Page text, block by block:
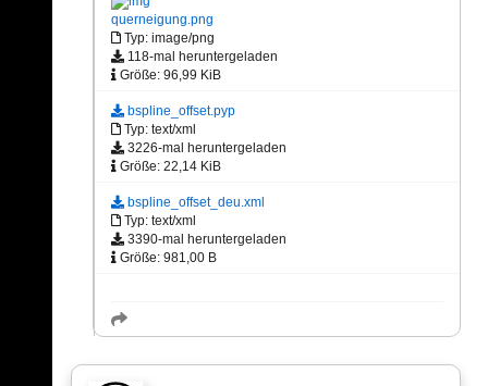
querneigung.png
Typ: image/png
118-mal heruntergeladen
Größe: 96,99 KiB
bspline_offset.pyp
Typ: text/xml
3226-mal heruntergeladen
Größe: 22,14 KiB
bspline_offset_deu.xml
Typ: text/xml
3390-mal heruntergeladen
Größe: 981,00 B